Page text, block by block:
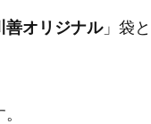
善オリジナル」袋